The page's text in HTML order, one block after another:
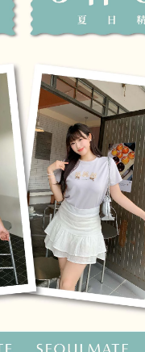
HOOLOOLOO聯名
S M L 全尺碼
NT.690